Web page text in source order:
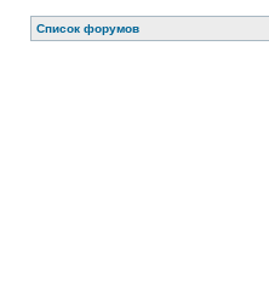
Список форумов